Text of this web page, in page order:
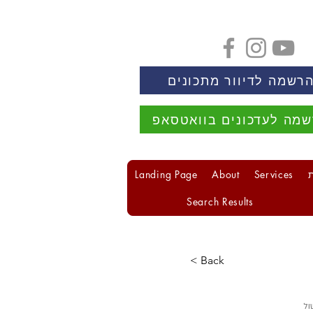
לדיוור מתכונים
לעדכונים בוואטסאפ
Services
About
Landing Page
Search Results
< Back